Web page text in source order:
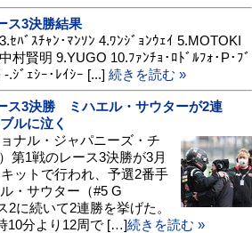
ス3決勝結果
ｾﾊﾞｽﾁｬﾝ･ﾏﾝｿﾝ 4.ﾜﾝｼﾞｮﾝｳｪｲ 5.MOTOKI
村賢明 9.YUGO 10.ﾌｧﾝﾁｮ･ﾛﾄﾞﾙﾌｫ･P･ﾌﾞ
.ｼﾞｪｼｰ･ﾚｲｼｰ [...] 続きを読む »
ス3決勝 ミハエル・サウターが2連
ルに泣く
ナル・ジャパニーズ・チ
第1戦のレース3決勝が3月
ットで行われ、予選2番手
・サウター（#5 G
2に続いて2連勝を挙げた。
10分より12周で […]続きを読む »